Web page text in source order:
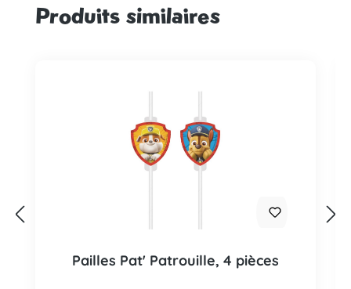
Ignorer la galerie de produits
Produits similaires
Pailles Pat' Patrouille, 4 pièces